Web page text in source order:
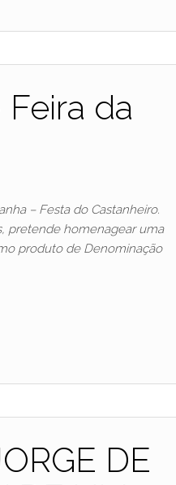
da
– Festa do Castanheiro.
pretende homenagear uma
produto de Denominação
DE